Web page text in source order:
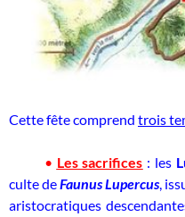
Cette fête comprend trois
• Les sacrifices : les
culte deFaunus Lupercus,
aristocratiques